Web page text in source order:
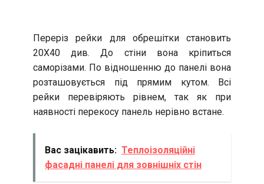
Переріз рейки для обрешітки становить
20Х40 див. До стіни вона кріпиться
саморізами. По відношенню до панелі вона
розташовується під прямим кутом. Всі
рейки перевіряють рівнем, так як при
наявності перекосу панель нерівно встане.
Вас зацікавить: Теплоізоляційні
фасадні панелі для зовнішніх стін